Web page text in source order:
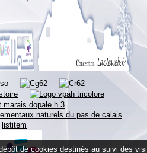
de cookies destinés au suivi des